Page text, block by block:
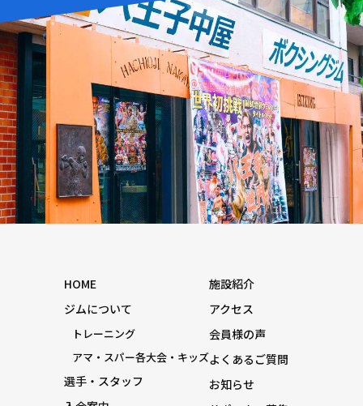
HOME
ジムについて
トレーニング
アマ・スパー各大会・キッズ
選手・スタッフ
施設紹介
アクセス
会員様の声
よくあるご質問
お知らせ